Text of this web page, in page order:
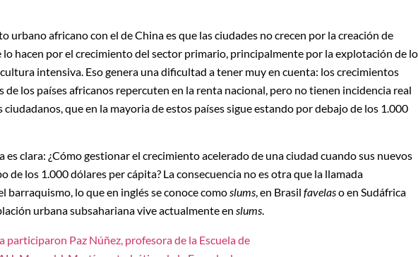
urbano africano con el de China es que las ciudades no crecen por la creación de
hacen por el crecimiento del sector primario, principalmente por la explotación de
intensiva. Eso genera una dificultad a tener muy en cuenta: los crecimientos
de los países africanos repercuten en la renta nacional, pero no tienen incidencia real
que en la mayoria de estos países sigue estando por debajo de los 1.000
es clara: ¿Cómo gestionar el crecimiento acelerado de una ciudad cuando sus nuevos
de los 1.000 dólares per cápita? La consecuencia no es otra que la llamada
barraquismo, lo que en inglés se conoce como slums , en Brasil favelaso en Sudáfrica
urbana subsahariana vive actualmente en slums